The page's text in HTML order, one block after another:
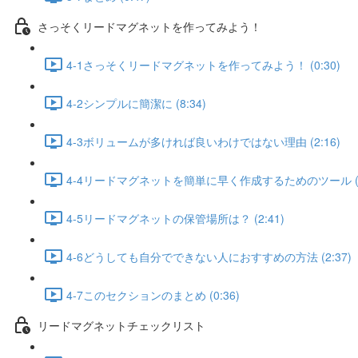
さっそくリードマグネットを作ってみよう！
4-1さっそくリードマグネットを作ってみよう！ (0:30)
4-2シンプルに簡潔に (8:34)
4-3ボリュームが多ければ良いわけではない理由 (2:16)
4-4リードマグネットを簡単に早く作成するためのツール
4-5リードマグネットの保管場所は？ (2:41)
4-6どうしても自分でできない人におすすめの方法 (2:37)
4-7このセクションのまとめ (0:36)
リードマグネットチェックリスト